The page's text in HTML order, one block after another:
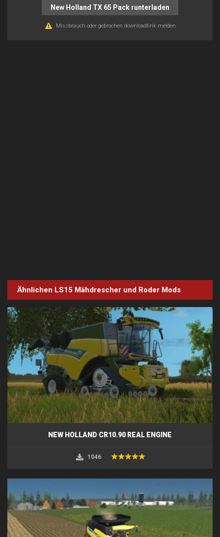
New Holland TX 65 Pack runterladen
Missbrauch oder gebrochen downloadlink melden
Ähnlichen LS15 Mähdrescher und Roder Mods
NEW HOLLAND CR10.90 REAL ENGINE
1046